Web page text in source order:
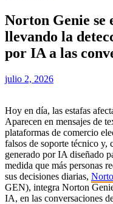
Norton Genie se
llevando la
por IA a las
julio 2, 2026
Hoy en día, las estafas
Aparecen en mensajes de
plataformas de comercio
falsos de soporte técnico y,
generado por IA diseñado
medida que más personas
sus decisiones diarias,
GEN), integra Norton
IA, en las conversaciones